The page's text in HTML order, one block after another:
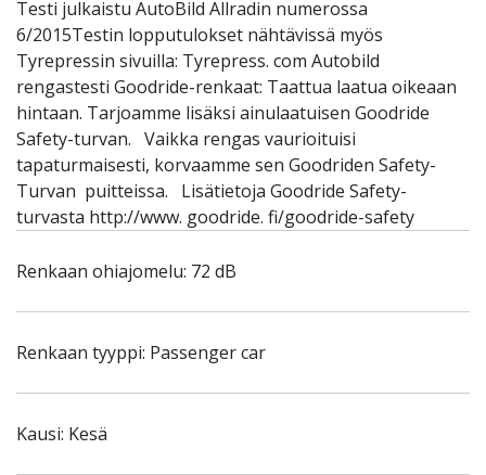
Testi julkaistu AutoBild Allradin numerossa
6/2015Testin lopputulokset nähtävissä myös
Tyrepressin sivuilla: Tyrepress. com Autobild
rengastesti Goodride-renkaat: Taattua laatua oikeaan
hintaan. Tarjoamme lisäksi ainulaatuisen Goodride
Safety-turvan. Vaikka rengas vaurioituisi
tapaturmaisesti, korvaamme sen Goodriden Safety-
Turvan puitteissa. Lisätietoja Goodride Safety-
turvasta http://www. goodride. fi/goodride-safety
Renkaan ohiajomelu: 72 dB
Renkaan tyyppi: Passenger car
Kausi: Kesä